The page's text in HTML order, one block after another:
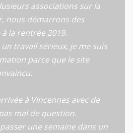
associations sur la
nous démarrons des
la rentrée 2019.
travail sérieux, je me suis
parce que le site
à Vincennes avec de
mal de question.
une semaine dans un